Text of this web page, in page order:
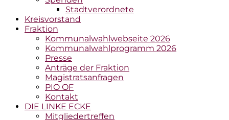
Stadtverordnete
Kreisvorstand
Fraktion
Kommunalwahlwebseite 2026
Kommunalwahlprogramm 2026
Presse
Anträge der Fraktion
Magistratsanfragen
PIO OF
Kontakt
DIE LINKE ECKE
Mitgliedertreffen